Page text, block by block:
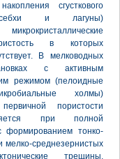
сгусткового
и лагуны)
в которых
В мелководных
с активным
режимом (пелоидные
холмы)
пористости
при полной
формированием тонко-
мелко-среднезернистых
трещины,